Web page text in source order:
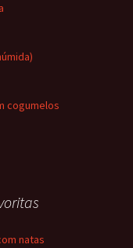
cogumelos
natas